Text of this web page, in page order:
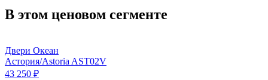
В этом ценовом сегменте
Двери Океан
Астория/Astoria AST02V
43 250 ₽